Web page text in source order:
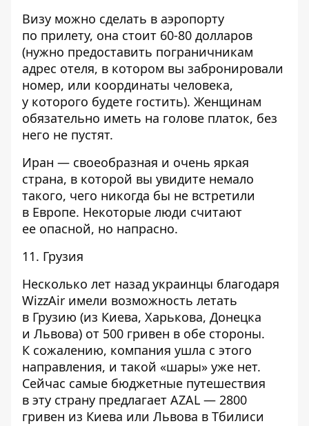
Визу можно сделать в аэропорту
по прилету, она стоит 60-80 долларов
(нужно предоставить пограничникам
адрес отеля, в котором вы забронировали
номер, или координаты человека,
у которого будете гостить). Женщинам
обязательно иметь на голове платок, без
него не пустят.
Иран — своеобразная и очень яркая
страна, в которой вы увидите немало
такого, чего никогда бы не встретили
в Европе. Некоторые люди считают
ее опасной, но напрасно.
11. Грузия
Несколько лет назад украинцы благодаря
WizzAir имели возможность летать
в Грузию (из Киева, Харькова, Донецка
и Львова) от 500 гривен в обе стороны.
К сожалению, компания ушла с этого
направления, и такой «шары» уже нет.
Сейчас самые бюджетные путешествия
в эту страну предлагает AZAL — 2800
гривен из Киева или Львова в Тбилиси